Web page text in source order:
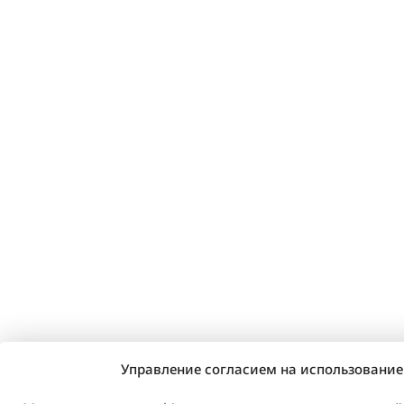
Управление согласием на